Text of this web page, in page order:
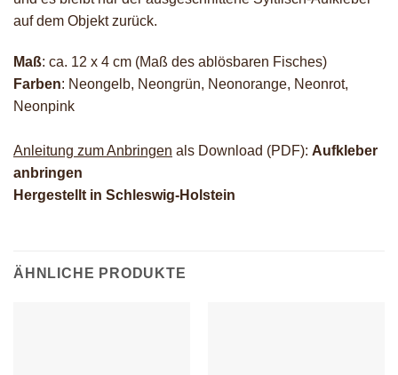
auf dem Objekt zurück.
Maß: ca. 12 x 4 cm (Maß des ablösbaren Fisches)
Farben: Neongelb, Neongrün, Neonorange, Neonrot,
Neonpink
Anleitung zum Anbringen als Download (PDF): Aufkleber
anbringen
Hergestellt in Schleswig-Holstein
ÄHNLICHE PRODUKTE